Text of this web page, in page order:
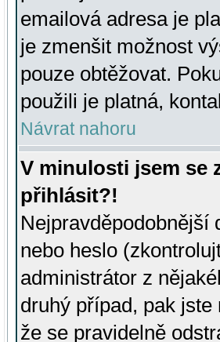
emailová adresa je
je zmenšit možnost
pouze obtěžovat.
použili je platná,
Návrat nahoru
V minulosti jsem se
přihlásit?!
Nejpravděpodobnější
nebo heslo
administrátor z
druhý případ, pak
že se pravidelně